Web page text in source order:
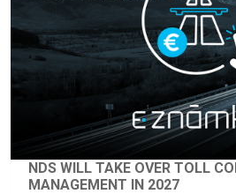
NDS WILL TAKE OVER TOLL
MANAGEMENT IN 2027